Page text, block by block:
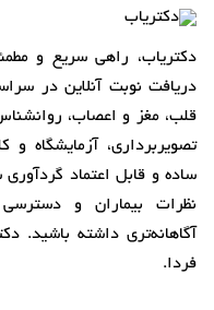
دکتریاب، راهی سریع و
دریافت نوبت آنلاین در
قلب، مغز و اعصاب،
تصویربرداری، آزمایشگاه
ساده و قابل اعتماد
نظرات بیماران و
آگاهانه‌تری داشته باشید.
فردا.